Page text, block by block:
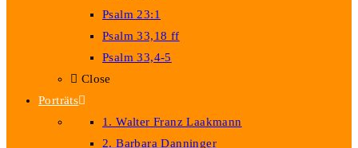
Psalm 23:1
Psalm 33,18 ff
Psalm 33,4-5
Close
Porträts
1. Walter Franz Laakmann
2. Barbara Danninger